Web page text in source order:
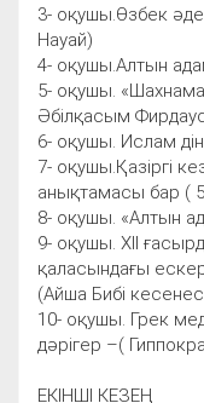
3- оқушы.Өзбек
Науай)
4- оқушы.Алтын
5- оқушы.
Әбілқасым
6- оқушы. Ислам
7- оқушы.Қазіргі
анықтамасы бар (
8- оқушы. «Алтын
9- оқушы. ХІІ
қаласындағы
(Айша Бибі
10- оқушы. Грек
дәрігер –(
ЕКІНШІ КЕЗЕҢ